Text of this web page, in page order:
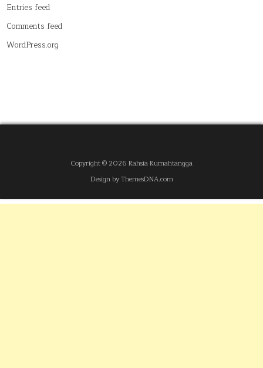
Entries feed
Comments feed
WordPress.org
Copyright © 2026 Rahsia Rumahtangga
Design by ThemesDNA.com